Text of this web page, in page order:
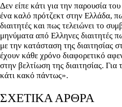
Δεν είπε κάτι για την παρουσία
ένα καλό πρότζεκτ στην Ελλάδα,
διαιτητές και πως τελειώνει το
μηνύματα από Ελληνες διαιτητές
με την κατάσταση της διαιτησίας
έχουν κάθε χρόνο διαφορετικό
στην βελτίωση της διαιτησίας.
κάτι κακό πάντως».
ΣΧΕΤΙΚΑ ΑΡΘΡΑ